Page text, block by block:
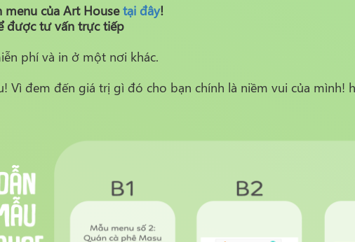
menu của Art Housetại đây!
được tư vấn trực tiếp
phí và in ở một nơi khác.
Vì đem đến giá trị gì đó cho bạn chính là niềm vui của mình!